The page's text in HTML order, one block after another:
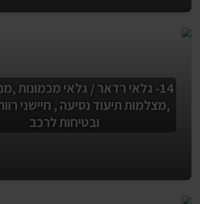
14- גלאי רדאר / גלאי מכמונות
,מצלמות תיעוד נסיעה , חיישני
ובטיחות לרכב